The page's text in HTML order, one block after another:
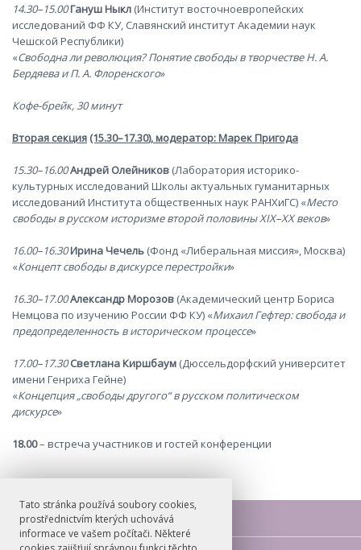
Tato stránka používá soubory cookies,
prostřednictvím kterých uchovává
informace ve vašem počítači. Některé
14.30–15.00Гануш Ныкл (Институт восточноевропейских
исследований ФФ КУ, Славянский институт Академии наук
Чешской Республики)
«Свободна ли революция? Понятие свободы в творчестве Н. А.
Бердяева и П. А. Флоренского»
Кофе-брейк, 30 минут
Вторая секция (15.30–17.30), модератор: Марек Пригода
15.30–16.00Андрей Олейников (Лаборатория историко-
культурных исследований Школы актуальных гуманитарных
исследований Института общественных наук РАНХиГС) «Место
свободы в русском историзме второй половины XIX–XX веков»
16.00–16.30Ирина Чечель (Фонд «Либеральная миссия», Москва)
«Концепт свободы в дискурсе перестройки»
16.30–17.00Александр Морозов (Академический центр Бориса
Немцова по изучению России ФФ КУ) «Михаил Гефтер: свобода и
предопределенность в историческом процессе»
17.00–17.30Светлана Киршбаум (Дюссельдорфский университет
имени Генриха Гейне)
«Концепция „свободы другого“ в русском политическом
дискурсе»
18.00– встреча участников и гостей конференции